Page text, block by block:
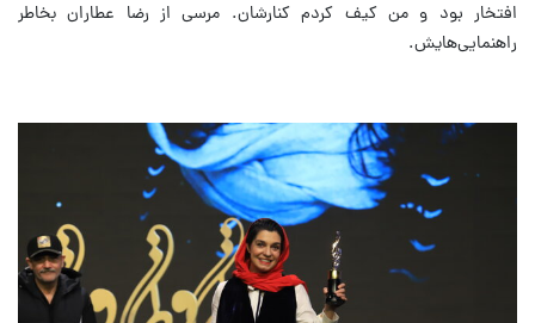
افتخار بود و من کیف کردم کنارشان. مرسی از رضا عطاران بخاطر
راهنمایی‌هایش.